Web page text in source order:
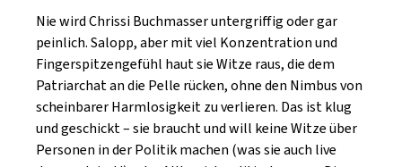
Nie wird Chrissi Buchmasser untergriffig oder gar
peinlich. Salopp, aber mit viel Konzentration und
Fingerspitzengefühl haut sie Witze raus, die dem
Patriarchat an die Pelle rücken, ohne den Nimbus von
scheinbarer Harmlosigkeit zu verlieren. Das ist klug
und geschickt – sie braucht und will keine Witze über
Personen in der Politik machen (was sie auch live